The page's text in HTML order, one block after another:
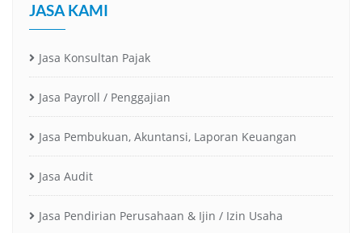
JASA KAMI
Jasa Konsultan Pajak
Jasa Payroll / Penggajian
Jasa Pembukuan, Akuntansi, Laporan Keuangan
Jasa Audit
Jasa Pendirian Perusahaan & Ijin / Izin Usaha